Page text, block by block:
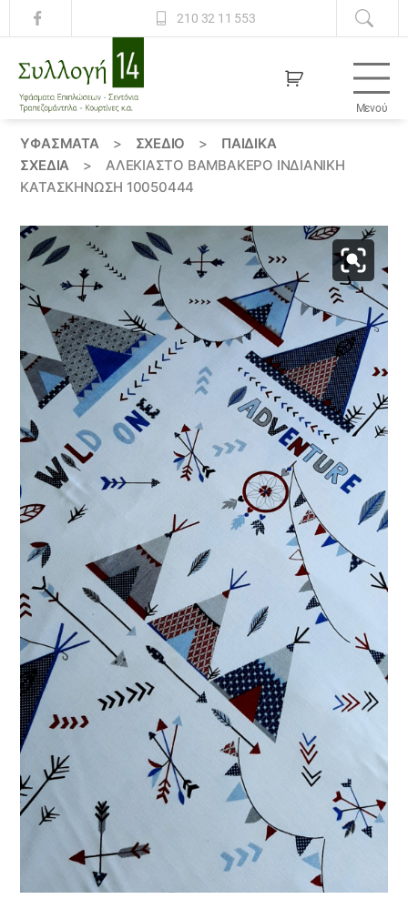
210 32 11 553
14
Μενού
ΥΦΆΣΜΑΤΑ > ΣΧΕΔΙΟ >
ΠΑΙΔΙΚΆ
ΣΧΈΔΙΑ
>
ΑΛΈΚΙΑΣΤΟ ΒΑΜΒΑΚΕΡΌ ΙΝΔΙΑΝΙΚΗ
ΚΑΤΑΣΚΗΝΩΣΗ 10050444